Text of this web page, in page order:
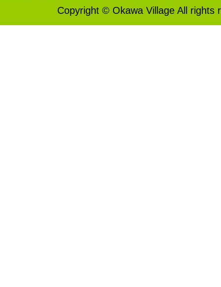
Copyright © Okawa Village All rights